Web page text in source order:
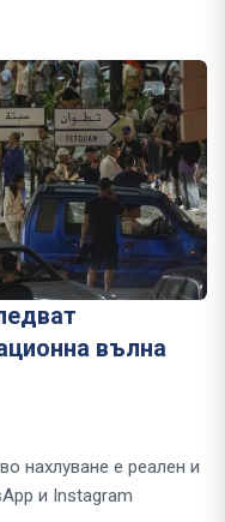
вълна
нахлуване е реален и
и Instagram